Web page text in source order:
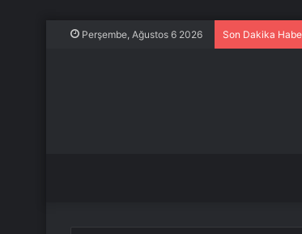
Perşembe, Ağustos 6 2026 Son Dakika